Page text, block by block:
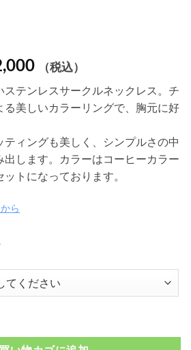
価
帯:
¥ 16,500
¥ 22,000
（税込）
ステンレスサークルネックレス。チ
る美しいカラーリングで、胸元に好
ティングも美しく、シンプルさの中
出します。カラーはコーヒーカラー
トになっております。
ら